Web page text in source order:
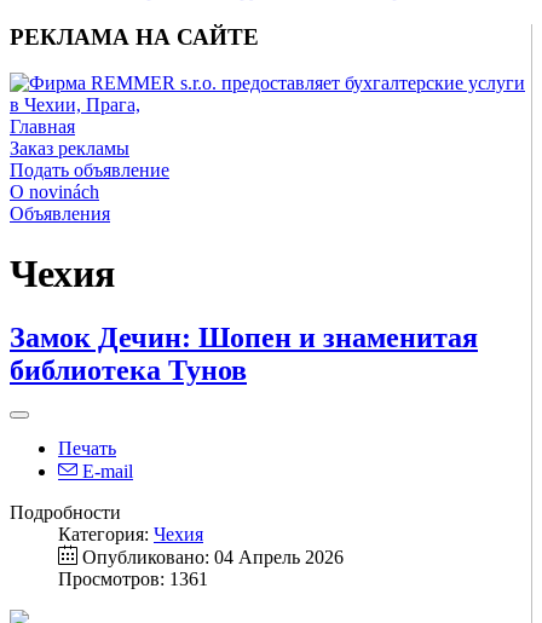
РЕКЛАМА НА САЙТЕ
Главная
Заказ рекламы
Подать объявление
O novinách
Объявления
Чехия
Замок Дечин: Шопен и знаменитая
библиотека Тунов
Печать
E-mail
Подробности
Категория: Чехия
Опубликовано: 04 Апрель 2026
Просмотров: 1361